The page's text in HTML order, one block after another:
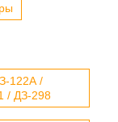
122А /
/ ДЗ-298